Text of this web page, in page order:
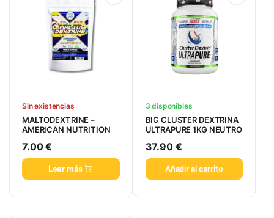
Sin existencias
MALTODEXTRINE –
AMERICAN NUTRITION
7.00€
Leer más
3 disponibles
BIG CLUSTER DEXTRINA
ULTRAPURE 1KG NEUTRO
37.90 €
Añadir al carrito